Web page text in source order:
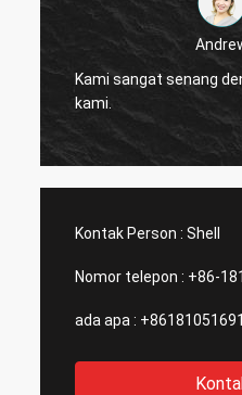
Kami sangat senang
kami.
Kontak Person : Shell
Nomor telepon : +86-
ada apa :